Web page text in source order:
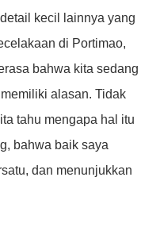
kecil lainnya yang
di Portimao,
bahwa kita sedang
alasan. Tidak
tahu mengapa hal itu
bahwa baik saya
dan menunjukkan